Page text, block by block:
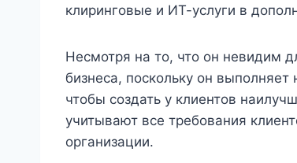
клиринговые и ИТ-услуги в
Несмотря на то, что он невидим
бизнеса, поскольку он
чтобы создать у клиентов
учитывают все требования
организации.